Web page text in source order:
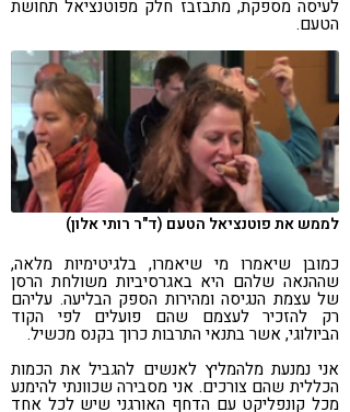
לעיסה מספקת, מתבזבז חלק מפוטנציאל תחושת
הטעם.
לממש את פוטנציאל הטעם (ד"ר רותי אלון)
כמובן שיאמרו מי שיאמרו, בלגיטימיות מלאה,
שההנאה שלהם היא באגרסיביות משולחת הרסן
של עצמת הנגיסה ומהירות הספק הבליעה. עליהם
רק להזכיר לעצמם שהם פועלים לפי הקוד
הביולוגי, אשר בתנאי התרבות כרוך בקנס מכשיל.
אני נמנעת מלהמליץ לאנשים להגביל את הכמות
הכללית שהם צורכים. אני מסבירה שכוונתי להימנע
מכל קונפליקט עם הדחף האורגני שיש לכל אחד